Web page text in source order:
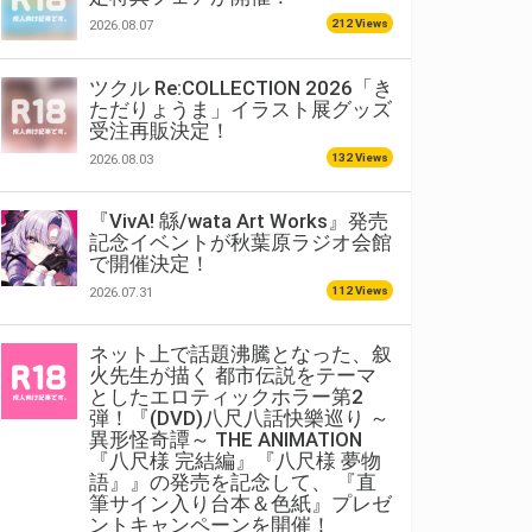
2026.08.07 212 Views
ツクル Re:COLLECTION 2026「き
ただりょうま」イラスト展グッズ
受注再販決定！
2026.08.03 132 Views
『VivA! 緜/wata Art Works』発売
記念イベントが秋葉原ラジオ会館
で開催決定！
2026.07.31 112 Views
ネット上で話題沸騰となった、叙
火先生が描く 都市伝説をテーマ
としたエロティックホラー第2
弾！『(DVD)八尺八話快樂巡り ～
異形怪奇譚～ THE ANIMATION
『八尺様 完結編』『八尺様 夢物
語』』の発売を記念して、 『直
筆サイン入り台本＆色紙』プレゼ
ントキャンペーンを開催！